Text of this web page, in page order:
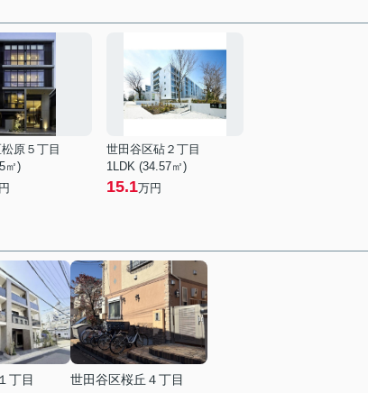
原５丁目
㎡)
世田谷区砧２丁目
1LDK (34.57㎡)
15.1万円
丁目
世田谷区桜丘４丁目